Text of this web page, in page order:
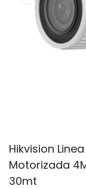
Hikvision
Motorizada
30mt